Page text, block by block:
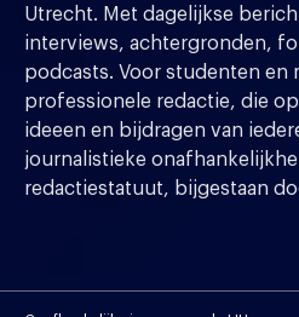
Utrecht. Met dagelijkse
interviews, achtergronden,
podcasts. Voor studenten en
professionele redactie, die
ideeen en bijdragen van
journalistieke
redactiestatuut, bijgestaan